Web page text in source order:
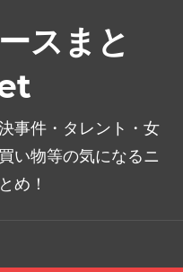
スまと
事件・タレント・女
い物等の気になるニ
め！